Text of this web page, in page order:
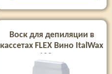
Воск для депиляции в
кассетах FLEX Вино ItalWax
100 мл